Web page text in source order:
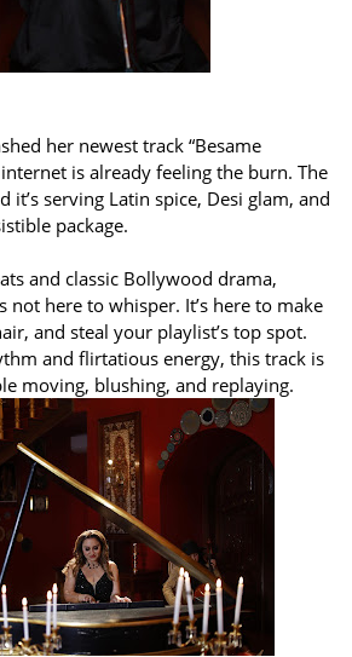
her newest track “Besame
is already feeling the burn. The
it’s serving Latin spice, Desi glam, and
package.
and classic Bollywood drama,
not here to whisper. It’s here to make
and steal your playlist’s top spot.
and flirtatious energy, this track is
moving, blushing, and replaying.